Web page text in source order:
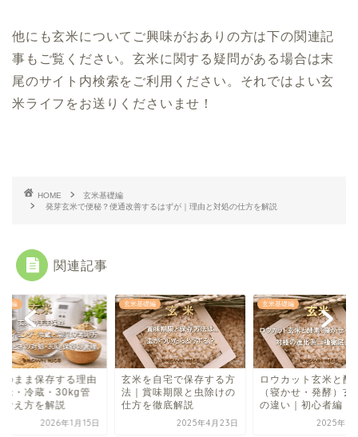
他にも玄米についてご興味がおありの方は下の関連記
事もご覧ください。玄米に関する疑問がある場合は末
尾のサイト内検索をご利用ください。それではよい玄
米ライフをお送りくださいませ！
HOME
玄米基礎編
発芽玄米で便秘？便通改善するはずが｜理由と対処の仕方を解説
関連記事
礎編
のまま保存する理由
米・冷蔵・30kg管
考え方を解説
2026年1月15日
玄米基礎編
玄米を自宅で保存する方
法｜賞味期限と虫除けの
仕方を徹底解説
2025年4月23日
玄米基礎編
ロウカット玄米と酵
（寝かせ・発酵）玄
の違い｜初心者編
2025年7